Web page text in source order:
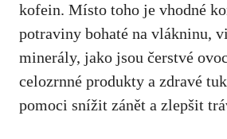
kofein. Místo toho je vhodné
potraviny bohaté na⁢ vlákninu,
minerály, jako jsou ‍čerstvé
‌celozrnné​ produkty a zdravé
pomoci snížit⁢ zánět a zlepšit